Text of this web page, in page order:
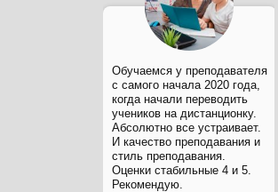
Обучаемся у преподавателя
с самого начала 2020 года,
когда начали переводить
учеников на дистанционку.
Абсолютно все устраивает.
И качество преподавания и
стиль преподавания.
Оценки стабильные 4 и 5.
Рекомендую.